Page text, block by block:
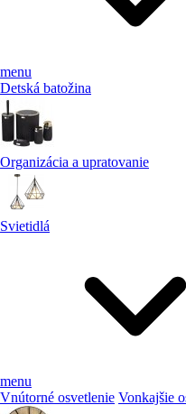
menu
Detská batožina
Organizácia a upratovanie
Svietidlá
menu
Vnútorné osvetlenie Vonkajšie